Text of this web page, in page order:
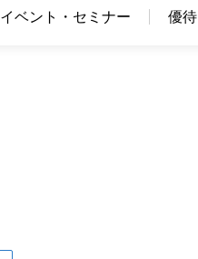
イベント・セミナー 優待